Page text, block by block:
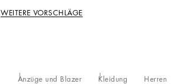
WEITERE VORSCHLÄGE
Herren
Kleidung
Anzüge und Blazer